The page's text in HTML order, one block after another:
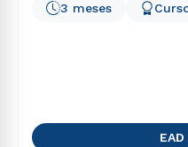
3 meses